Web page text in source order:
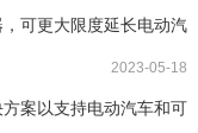
可更大限度延长电动汽
2023-05-18
案以支持电动汽车和可